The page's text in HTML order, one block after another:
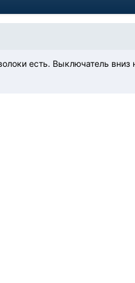
есть. Выключатель вниз